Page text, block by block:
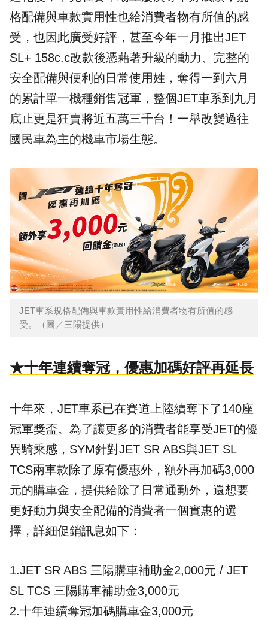
格配備與車款實用性也給消費者物有所值的感
受，也因此廣受好評，甚至今年一月推出JET
SL+ 158c.c改款後憑藉著升級的動力、完整的
安全配備與便利的日常使用姓，奪得一到六月
的累計單一機種銷售冠軍，整個JET車系到九月
底止更是狂賣將近五萬三千台！一舉改變過往
國民車為主的機車市場生態。
JET車系規格配備與車款實用性給消費者物有所值的感
受。（圖／三陽提供）
★十年連續奪冠，優惠加碼好評再延長
十年來，JET車系已在賽道上陸續奪下了140座
冠軍獎盃。為了讓更多的消費者能享受JET的優
異騎乘感，SYM針對JET SR ABS與JET SL
TCS兩車款除了原有優惠外，額外再加碼3,000
元的購車金，提供給除了日常通勤外，還想要
更好動力與安全配備的消費者一個實惠的選
擇，詳細促銷訊息如下：
1.JET SR ABS 三陽購車補助金2,000元 / JET
SL TCS 三陽購車補助金3,000元
2.十年連續奪冠加碼購車金3,000元